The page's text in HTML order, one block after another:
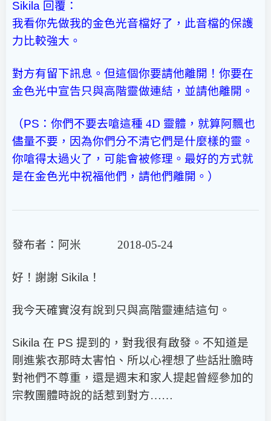
Sikila 回覆：
我看你先做我的金色光音檔好了，此音檔的保護
力比較強大。
對方有留下訊息。但這個你要請他離開！你要在
金色光中宣告只與高階靈做連結，並請他離開。
（PS ：你們不要去嗆這種 4D 靈體，就算阿飄也
儘量不要，因為你們分不清它們是什麼樣的靈。
你嗆得太過火了，可能會被修理。最好的方式就
是在金色光中祝福他們，請他們離開。）
發布者：阿米 2018-05-24
好！謝謝 Sikila ！
我今天確實沒有說到只與高階靈連結這句。
Sikila 在 PS 提到的，對我很有啟發。不知道是
剛進紫衣那時太害怕、所以心裡想了些話壯膽時
對祂們不尊重，還是週末和家人提起曾經參加的
宗教團體時說的話惹到對方……